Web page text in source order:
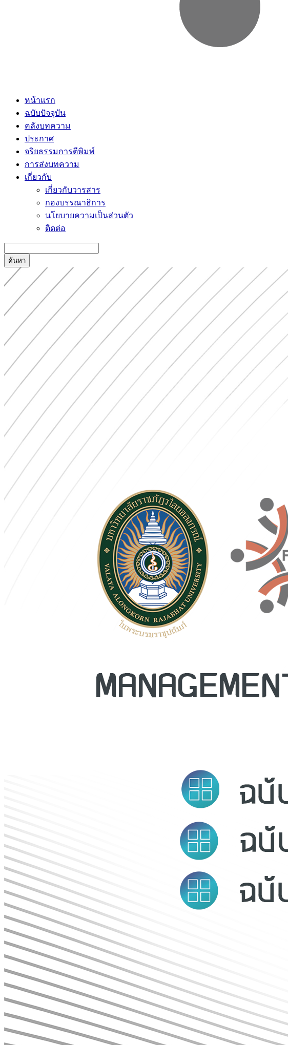
หน้าแรก
ฉบับปัจจุบัน
คลังบทความ
ประกาศ
จริยธรรมการตีพิมพ์
การส่งบทความ
เกี่ยวกับ
เกี่ยวกับวารสาร
กองบรรณาธิการ
นโยบายความเป็นส่วนตัว
ติดต่อ
ค้นหา